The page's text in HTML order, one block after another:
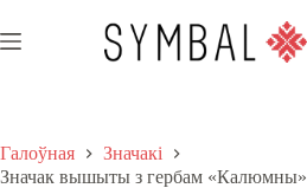
to
content
Галоўная
Значакі
Значак вышыты з гербам «Калюмны»